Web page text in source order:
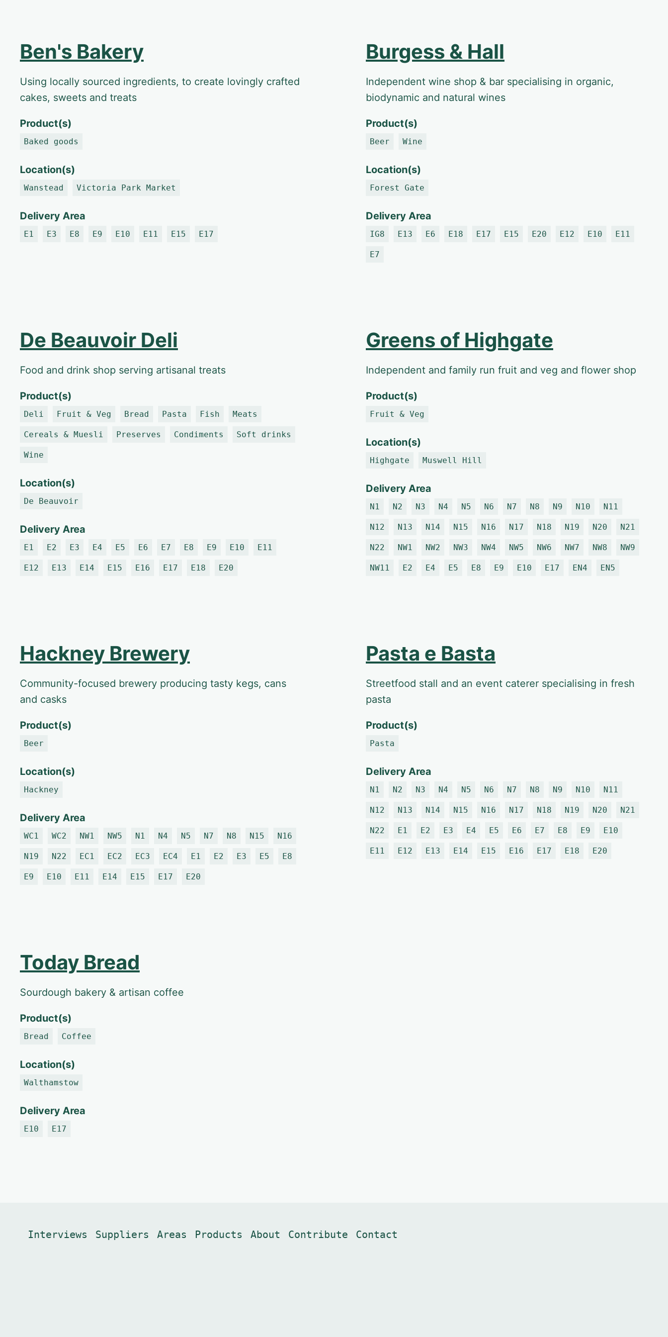
Ben's Bakery
Using locally sourced ingredients, to create lovingly crafted
cakes, sweets and treats
Product(s)
Baked goods
Location(s)
Wanstead Victoria Park Market
Delivery Area
E1 E3 E8 E9 E10 E11 E15 E17
Burgess & Hall
Independent wine shop & bar specialising in organic,
biodynamic and natural wines
Product(s)
Beer Wine
Location(s)
Forest Gate
Delivery Area
IG8 E13 E6 E18 E17 E15 E20 E12 E10 E11
E7
De Beauvoir Deli
Food and drink shop serving artisanal treats
Product(s)
Deli Fruit & Veg Bread Pasta Fish Meats
Cereals & Muesli Preserves Condiments Soft drinks
Wine
Location(s)
De Beauvoir
Delivery Area
E1 E2 E3 E4 E5 E6 E7 E8 E9 E10 E11
E12 E13 E14 E15 E16 E17 E18 E20
Greens of Highgate
Independent and family run fruit and veg and flower shop
Product(s)
Fruit & Veg
Location(s)
Highgate Muswell Hill
Delivery Area
N1 N2 N3 N4 N5 N6 N7 N8 N9 N10 N11
N12 N13 N14 N15 N16 N17 N18 N19 N20 N21
N22 NW1 NW2 NW3 NW4 NW5 NW6 NW7 NW8 NW9
NW11 E2 E4 E5 E8 E9 E10 E17 EN4 EN5
Hackney Brewery
Community-focused brewery producing tasty kegs, cans
and casks
Product(s)
Beer
Location(s)
Hackney
Delivery Area
WC1 WC2 NW1 NW5 N1 N4 N5 N7 N8 N15 N16
N19 N22 EC1 EC2 EC3 EC4 E1 E2 E3 E5 E8
E9 E10 E11 E14 E15 E17 E20
Pasta e Basta
Streetfood stall and an event caterer specialising in fresh
pasta
Product(s)
Pasta
Delivery Area
N1 N2 N3 N4 N5 N6 N7 N8 N9 N10 N11
N12 N13 N14 N15 N16 N17 N18 N19 N20 N21
N22 E1 E2 E3 E4 E5 E6 E7 E8 E9 E10
E11 E12 E13 E14 E15 E16 E17 E18 E20
Today Bread
Sourdough bakery & artisan coffee
Product(s)
Bread Coffee
Location(s)
Walthamstow
Delivery Area
E10 E17
Interviews Suppliers Areas Products About Contribute Contact